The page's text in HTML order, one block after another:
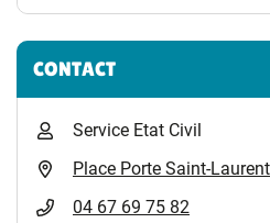
CONTACT
Service Etat Civil
Place Porte Saint-Laurent
04 67 69 75 82